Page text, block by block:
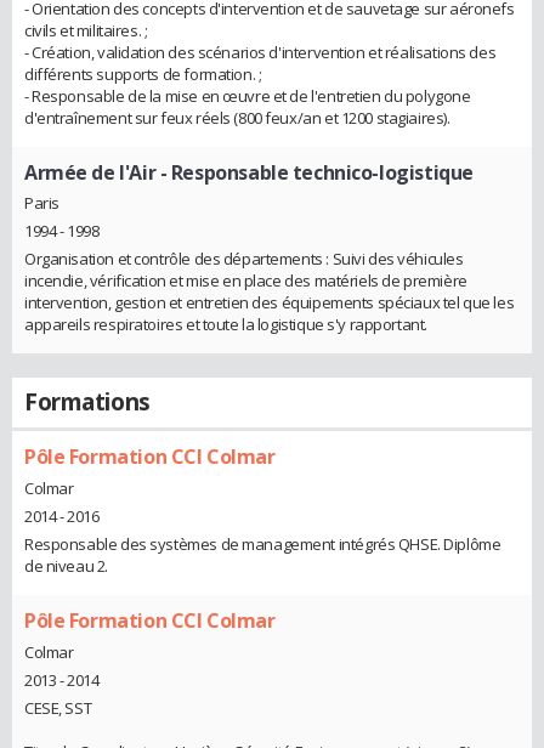
- Orientation des concepts d'intervention et de sauvetage sur aéronefs
civils et militaires. ;
- Création, validation des scénarios d'intervention et réalisations des
différents supports de formation. ;
- Responsable de la mise en œuvre et de l'entretien du polygone
d'entraînement sur feux réels (800 feux/an et 1200 stagiaires).
Armée de l'Air- Responsable technico-logistique
Paris
1994 - 1998
Organisation et contrôle des départements : Suivi des véhicules
incendie, vérification et mise en place des matériels de première
intervention, gestion et entretien des équipements spéciaux tel que les
appareils respiratoires et toute la logistique s'y rapportant.
Formations
Pôle Formation CCI Colmar
Colmar
2014 - 2016
Responsable des systèmes de management intégrés QHSE. Diplôme
de niveau 2.
Pôle Formation CCI Colmar
Colmar
2013 - 2014
CESE, SST